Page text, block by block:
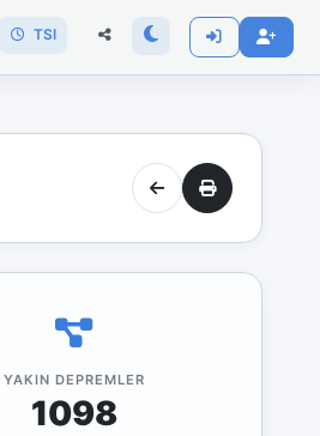
TSI
YAKIN DEPREMLER
1098